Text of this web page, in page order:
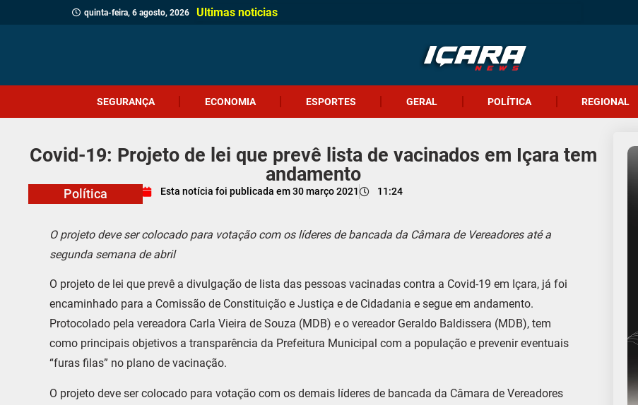
quinta-feira, 6 agosto, 2026 Ultimas noticias
SEGURANÇA ECONOMIA ESPORTES GERAL POLÍTICA REGIONAL
Covid-19: Projeto de lei que prevê lista de vacinados em Içara tem
andamento
Política Esta notícia foi publicada em 30 março 2021 11:24
O projeto deve ser colocado para votação com os líderes de bancada da Câmara de Vereadores até a
segunda semana de abril
O projeto de lei que prevê a divulgação de lista das pessoas vacinadas contra a Covid-19 em Içara, já foi
encaminhado para a Comissão de Constituição e Justiça e de Cidadania e segue em andamento.
Protocolado pela vereadora Carla Vieira de Souza (MDB) e o vereador Geraldo Baldissera (MDB), tem
como principais objetivos a transparência da Prefeitura Municipal com a população e prevenir eventuais
“furas filas” no plano de vacinação.
O projeto deve ser colocado para votação com os demais líderes de bancada da Câmara de Vereadores